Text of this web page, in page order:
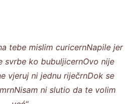
tebe mislim curicernNapile jer
svrbe ko bubuljicernOvo nije
vjeruj ni jednu riječrnDok se
ni slutio da te volim